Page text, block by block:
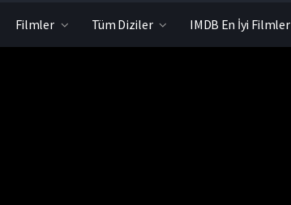
Filmler Tüm Diziler IMDB En İyi Filmler